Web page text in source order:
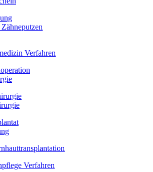
Verfahren
Verfahren